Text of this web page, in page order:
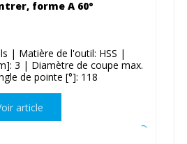
forme A 60°
| Matière de l'outil: HSS |
3 | Diamètre de coupe max.
de pointe [°]: 118
article